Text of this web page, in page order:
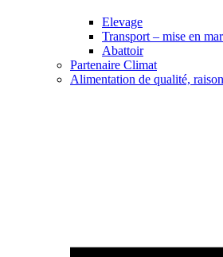
Elevage
Transport – mise en
Abattoir
Partenaire Climat
Alimentation de qualité,